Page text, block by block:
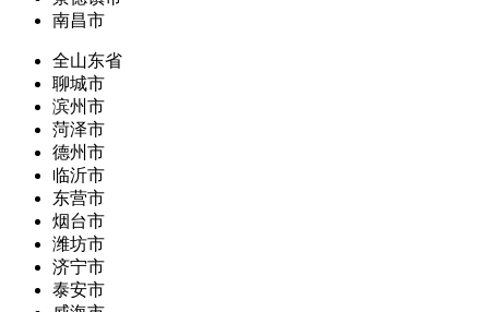
南昌市
全山东省
聊城市
滨州市
菏泽市
德州市
临沂市
东营市
烟台市
潍坊市
济宁市
泰安市